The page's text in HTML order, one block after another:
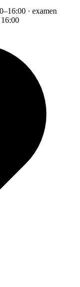
· examen